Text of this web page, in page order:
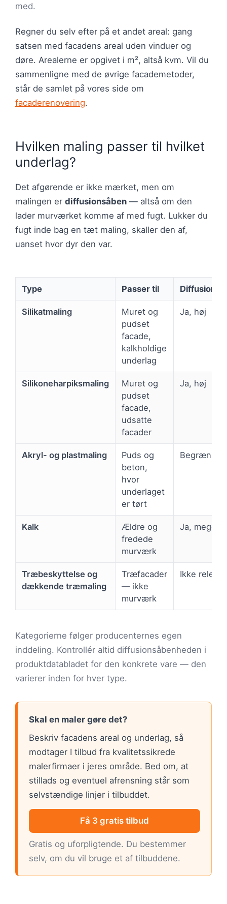
med.
Regner du selv efter på et andet areal: gang
satsen med facadens areal uden vinduer og
døre. Arealerne er opgivet i m², altså kvm. Vil du
sammenligne med de øvrige facademetoder,
står de samlet på vores side om
facaderenovering.
Hvilken maling passer til hvilket
underlag?
Det afgørende er ikke mærket, men om
malingen er diffusionsåben — altså om den
lader murværket komme af med fugt. Lukker du
fugt inde bag en tæt maling, skaller den af,
uanset hvor dyr den var.
Type Passer til
Silikatmaling
Muret og
pudset
facade,
kalkholdige
underlag
Ja, høj
Silikoneharpiksmaling
Muret og
pudset
facade,
udsatte
facader
Ja, høj
Akryl- og plastmaling
Puds og
beton,
hvor
underlaget
er tørt
Begrænset
Kalk
Ældre og
fredede
murværk
Ja, meget
Træbeskyttelse og
dækkende træmaling
Træfacader
— ikke
murværk
Ikke
Kategorierne følger producenternes egen
inddeling. Kontrollér altid diffusionsåbenheden i
produktdatabladet for den konkrete vare — den
varierer inden for hver type.
Skal en maler gøre det?
Beskriv facadens areal og underlag, så
modtager I tilbud fra kvalitetssikrede
malerfirmaer i jeres område. Bed om, at
stillads og eventuel afrensning står som
selvstændige linjer i tilbuddet.
Få 3 gratis tilbud
Gratis og uforpligtende. Du bestemmer
selv, om du vil bruge et af tilbuddene.